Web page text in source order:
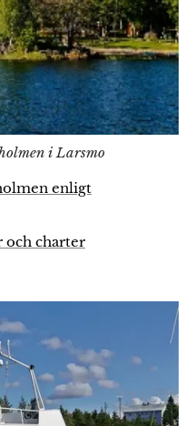
i Larsmo
enligt
och charter